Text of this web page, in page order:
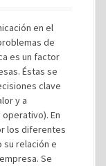
en el
de
es un factor
Éstas se
clave
y a
En
los diferentes
relación e
Se